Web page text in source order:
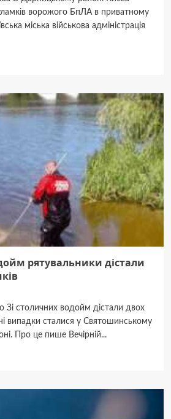
ворожого БпЛА в приватному
міська військова адміністрація
рятувальники дістали
столичних водойм дістали двох
випадки сталися у Святошинському
Про це пише Вечірній...